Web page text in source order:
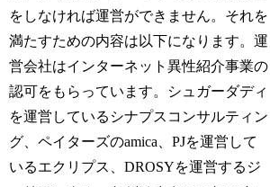
をしなければ運営ができません。それを
満たすための内容は以下になります。運
営会社はインターネット異性紹介事業の
認可をもらっています。シュガーダディ
を運営しているシナプスコンサルティン
グ、ペイターズのamica、PJを運営して
いるエクリプス、DROSYを運営するジ